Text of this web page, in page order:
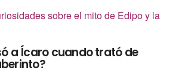
sobre el mito de Edipo y la
a Ícaro cuando trató de